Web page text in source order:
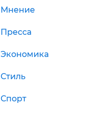
Мнение
Пресса
Экономика
Стиль
Спорт